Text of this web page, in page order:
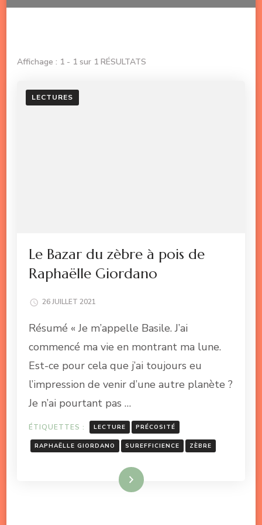
Affichage : 1 - 1 sur 1 RÉSULTATS
LECTURES
Le Bazar du zèbre à pois de
Raphaëlle Giordano
26 JUILLET 2021
Résumé « Je m’appelle Basile. J’ai
commencé ma vie en montrant ma lune.
Est-ce pour cela que j’ai toujours eu
l’impression de venir d’une autre planète ?
Je n’ai pourtant pas …
ÉTIQUETTES : LECTURE PRÉCOSITÉ
RAPHAËLLE GIORDANO SUREFFICIENCE ZÈBRE
Lire la suite